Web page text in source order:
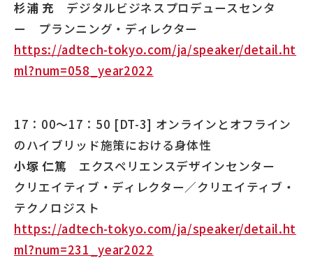
杉浦 充 デジタルビジネスプロデュースセンタ
ー プランニング・ディレクター
https://adtech-tokyo.com/ja/speaker/detail.ht
ml?num=058_year2022
17：00～17：50 [DT-3] オンラインとオフライン
のハイブリッド施策における身体性
小塚 仁篤 エクスペリエンスデザインセンター
クリエイティブ・ディレクター／クリエイティブ・
テクノロジスト
https://adtech-tokyo.com/ja/speaker/detail.ht
ml?num=231_year2022